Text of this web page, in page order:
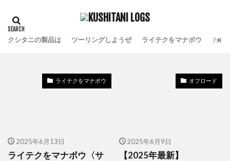
クシタニの製品は ツーリングしようぜ ライテクをマナボウ カフ
ライテクをマナボウ
2025年6月13日
ライテクをマナボウ〈サ
オフロード
2025年6月9日
【2025年最新】